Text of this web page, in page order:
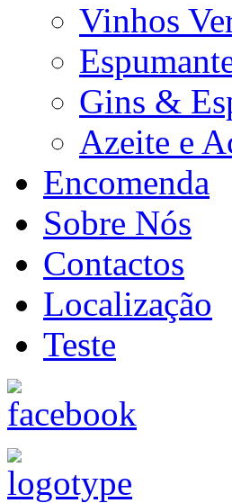
Vinhos
Gins &
Azeite e
Encomenda
Sobre Nós
Contactos
Localização
Teste